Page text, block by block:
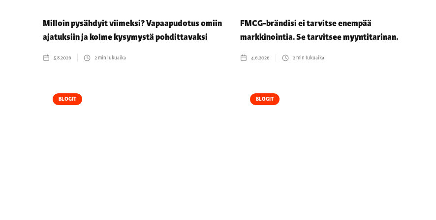
Milloin pysähdyit viimeksi? Vapaapudotus omiin
ajatuksiin ja kolme kysymystä pohdittavaksi
5.8.2026 2min lukuaika
FMCG-brändisi ei tarvitse enempää
markkinointia. Se tarvitsee myyntitarinan.
4.6.2026 2min lukuaika
BLOGIT BLOGIT